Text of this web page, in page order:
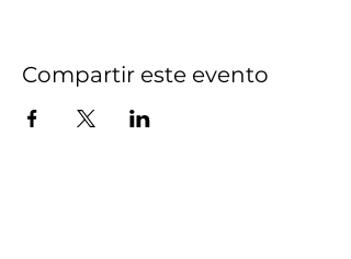
Compartir este evento